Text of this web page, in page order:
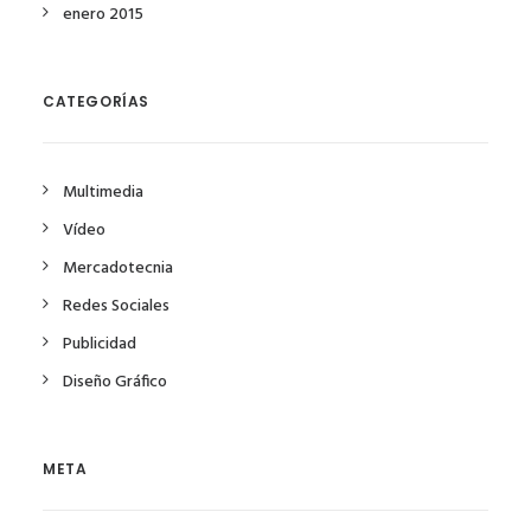
enero 2015
CATEGORÍAS
Multimedia
Vídeo
Mercadotecnia
Redes Sociales
Publicidad
Diseño Gráfico
META